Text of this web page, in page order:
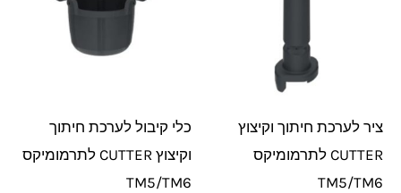
ציר לערכת חיתוך וקיצוץ
CUTTER לתרמומיקס
TM5/TM6
כלי קיבול לערכת חיתוך
וקיצוץ CUTTER לתרמומיקס
TM5/TM6